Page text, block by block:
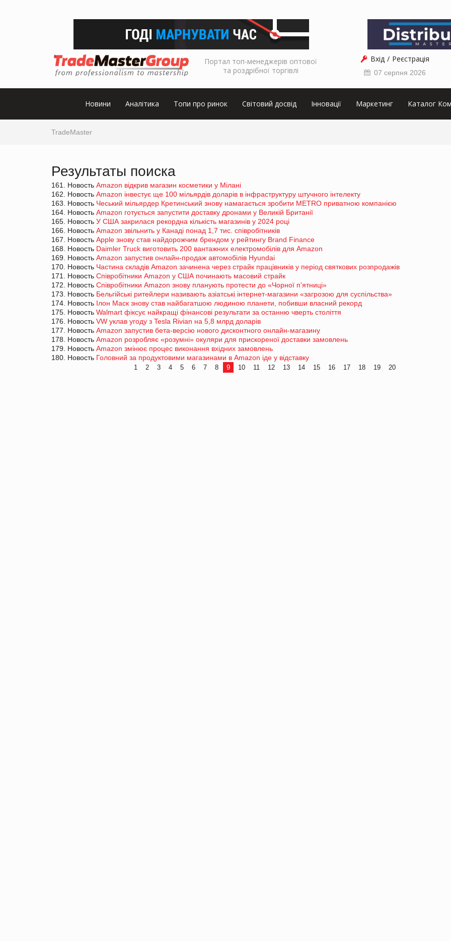
Портал топ-менеджерів оптової
та роздрібної торгівлі
Вхід Реєстрація
07 серпня 2026
Новини Аналітика Топи про ринок Світовий досвід Інновації Маркетинг Каталог
TradeMaster
Результаты поиска
161. Новость Amazon відкрив магазин косметики у Мілані
162. Новость Amazon інвестує ще 100 мільярдів доларів в інфраструктуру штучного інтелекту
163. Новость Чеський мільярдер Кретинський знову намагається зробити METRO приватною компанією
164. Новость Amazon готується запустити доставку дронами у Великій Британії
165. Новость У США закрилася рекордна кількість магазинів у 2024 році
166. Новость Amazon звільнить у Канаді понад 1,7 тис. співробітників
167. Новость Apple знову став найдорожчим брендом у рейтингу Brand Finance
168. Новость Daimler Truck виготовить 200 вантажних електромобілів для Amazon
169. Новость Amazon запустив онлайн-продаж автомобілів Hyundai
170. Новость Частина складів Amazon зачинена через страйк працівників у період святкових розпродажів
171. Новость Співробітники Amazon у США починають масовий страйк
172. Новость Співробітники Amazon знову планують протести до «Чорної п'ятниці»
173. Новость Бельгійські ритейлери називають азіатські інтернет-магазини «загрозою для суспільства»
174. Новость Ілон Маск знову став найбагатшою людиною планети, побивши власний рекорд
175. Новость Walmart фіксує найкращі фінансові результати за останню чверть століття
176. Новость VW уклав угоду з Tesla Rivian на 5,8 млрд доларів
177. Новость Amazon запустив бета-версію нового дисконтного онлайн-магазину
178. Новость Amazon розробляє «розумні» окуляри для прискореної доставки замовлень
179. Новость Amazon змінює процес виконання вхідних замовлень
180. Новость Головний за продуктовими магазинами в Amazon іде у відставку
1 2 3 4 5 6 7 8 9 10 11 12 13 14 15 16 17 18 19 20